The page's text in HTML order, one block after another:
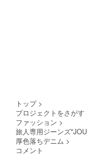
トップ >
プロジェクトをさがす
ファッション >
旅人専用ジーンズ
厚色落ちデニム >
コメント